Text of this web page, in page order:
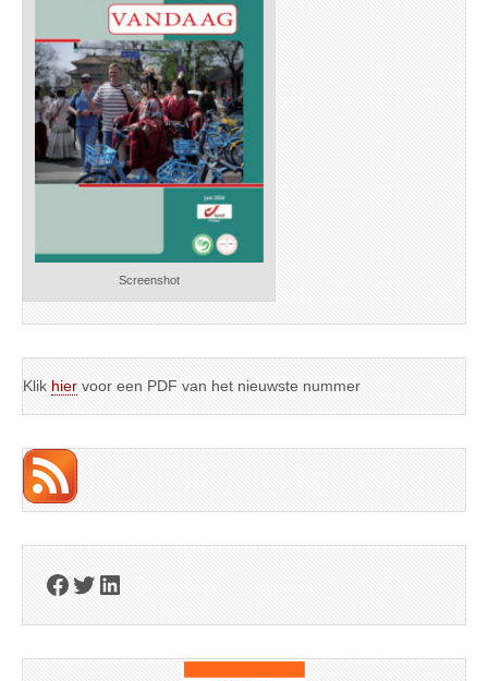
Screenshot
Klik hier voor een PDF van het nieuwste nummer
Facebook
Twitter
LinkedIn